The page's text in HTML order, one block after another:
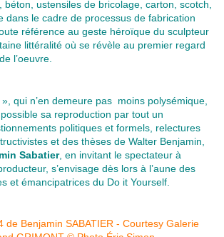
béton, ustensiles de bricolage, carton, scotch,
dans le cadre de processus de fabrication
référence au geste héroïque du sculpteur
littéralité où se révèle au premier regard
l’oeuvre.
qui n’en demeure pas moins polysémique,
sa reproduction par tout un
politiques et formels, relectures
et des thèses de Walter Benjamin,
Sabatier, en invitant le spectateur à
s’envisage dès lors à l’aune des
et émancipatrices du Do it Yourself.